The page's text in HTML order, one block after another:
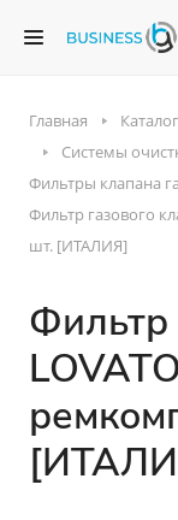
Главная Каталог
Системы
Фильтры клапана
Фильтр газового
шт. [ИТАЛИЯ]
Фильтр